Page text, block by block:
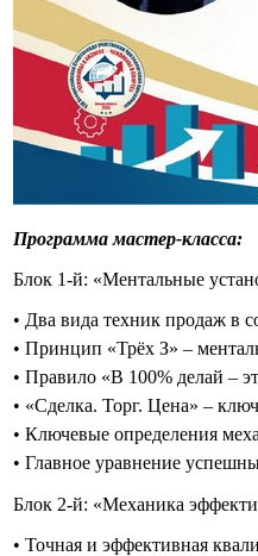
Программа мастер-класса:
Блок 1-й: «Ментальные
• Два вида техник продаж в
• Принцип «Трёх З» –
• Правило «В 100% делай –
• «Сделка. Торг. Цена» –
• Ключевые определения
• Главное уравнение
Блок 2-й: «Механика
• Точная и эффективная